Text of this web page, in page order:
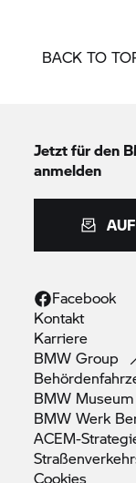
BACK TO
Jetzt für den
anmelden
Facebook
Kontakt
Karriere
BMWGroup
BMW Museum
BMW Werk
ACEM-
Cookies